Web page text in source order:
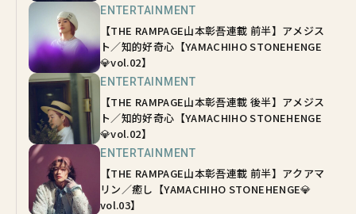
ENTERTAINMENT
【THE RAMPAGE山本彰吾連載 前半】アメジス
ト／知的好奇心【YAMACHIHO STONEHENGE
💎vol.02】
ENTERTAINMENT
【THE RAMPAGE山本彰吾連載 後半】アメジス
ト／知的好奇心【YAMACHIHO STONEHENGE
💎vol.02】
ENTERTAINMENT
【THE RAMPAGE山本彰吾連載 前半】アクアマ
リン／癒し【YAMACHIHO STONEHENGE💎
vol.03】